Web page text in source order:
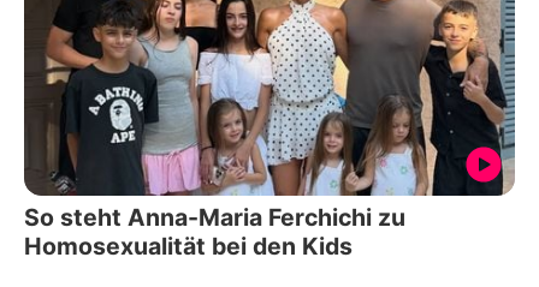
So steht Anna-Maria Ferchichi zu
Homosexualität bei den Kids